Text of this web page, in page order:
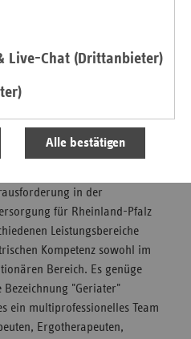
Live-Chat (Drittanbieter)
Alle bestätigen
Bedarf orientiert erfolgen. Mit
an Krankenhäusern
teurer, aber nicht
über die Fallzahlen, um
und gute Strukturen
in der
für Rheinland-Pfalz
Leistungsbereiche
Kompetenz sowohl im
Bereich. Es genüge
"Geriater"
ein multiprofessionelles Team
Ergotherapeuten,